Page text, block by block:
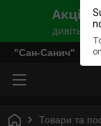
"Сан-Санич"
Товари та